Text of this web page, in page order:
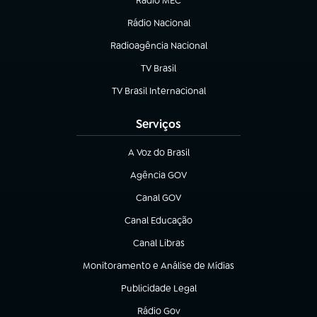
(abre em nova aba)
Rádio Nacional
Radioagência Nacional
(abre em nova aba)
TV Brasil
(abre em nova aba)
TV Brasil Internacional
(abre em nova aba)
Serviços
A Voz do Brasil
(abre em nova aba)
Agência GOV
(abre em nova aba)
Canal GOV
(abre em nova aba)
Canal Educação
(abre em nova aba)
Canal Libras
(abre em nova aba)
Monitoramento e Análise de Mídias
(abre em nova aba)
Publicidade Legal
(abre em nova aba)
Rádio Gov